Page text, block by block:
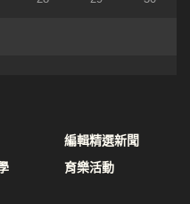
編輯精選新聞
育樂活動